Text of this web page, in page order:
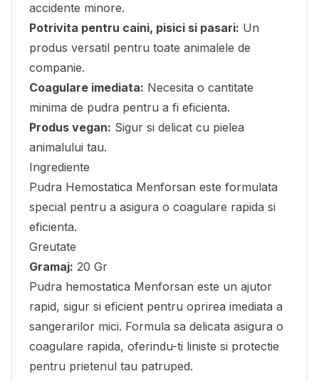
accidente minore.
Potrivita pentru caini, pisici si pasari: Un
produs versatil pentru toate animalele de
companie.
Coagulare imediata: Necesita o cantitate
minima de pudra pentru a fi eficienta.
Produs vegan: Sigur si delicat cu pielea
animalului tau.
Ingrediente
Pudra Hemostatica Menforsan este formulata
special pentru a asigura o coagulare rapida si
eficienta.
Greutate
Gramaj: 20 Gr
Pudra hemostatica Menforsan este un ajutor
rapid, sigur si eficient pentru oprirea imediata a
sangerarilor mici. Formula sa delicata asigura o
coagulare rapida, oferindu-ti liniste si protectie
pentru prietenul tau patruped.